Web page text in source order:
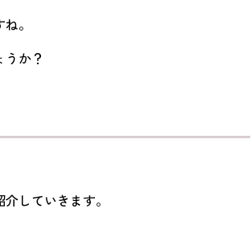
。
か？
していきます。